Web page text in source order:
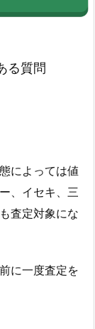
る質問
によっては値
、イセキ、三
査定対象にな
に一度査定を